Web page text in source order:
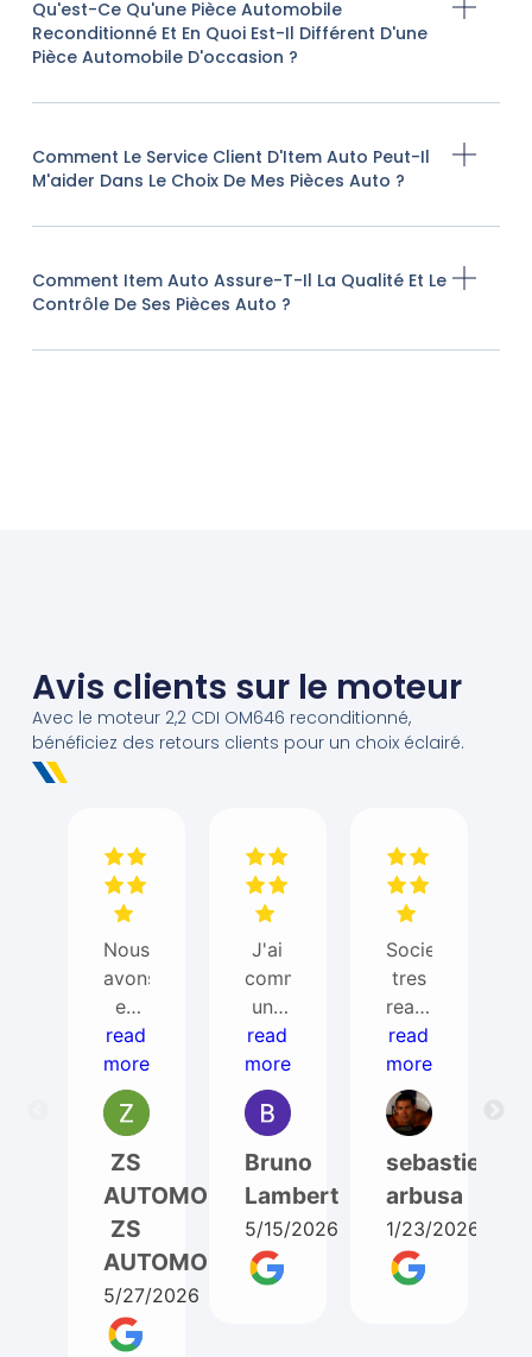
Qu'est-Ce Qu'une Pièce Automobile
Reconditionné Et En Quoi Est-Il Différent D'une
Pièce Automobile D'occasion ?
Comment Le Service Client D'Item Auto Peut-Il
M'aider Dans Le Choix De Mes Pièces Auto ?
Comment Item Auto Assure-T-Il La Qualité Et Le
Contrôle De Ses Pièces Auto ?
Avis clients sur le moteur
Avec le moteur 2,2 CDI OM646 reconditionné,
bénéficiez des retours clients pour un choix éclairé.
Nous
avons
eu
besoin
de
ITEM
AUTO
pour
un
changement
moteur
de
Ford
Ranger
3.2
read
more
ZS
AUTOMOBILES
ZS
AUTOMOBILES
5/27/2026
J'ai
commandé
une
bd
pour
un
T5
phase
1. Je
suis
très
satisfait
de
read
more
Bruno
Lambert
5/15/2026
Societe
tres
reactive
et
super
avec
ses
clients
(envoi
d'une
piece
pour
marche
read
more
sebastien
arbusa
1/23/2026